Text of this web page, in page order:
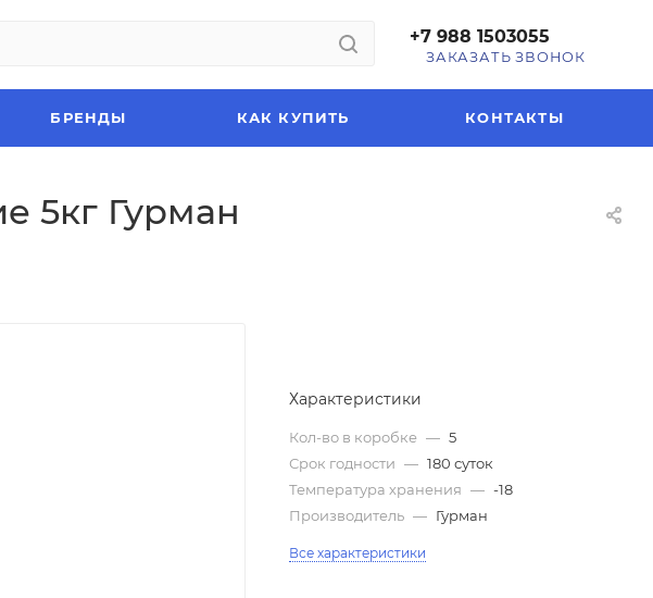
+7 988 1503055
ЗАКАЗАТЬ ЗВОНОК
БРЕНДЫ КАК КУПИТЬ КОНТАКТЫ
5кг Гурман
Характеристики
Кол-во в коробке — 5
Срок годности — 180 суток
Температура хранения — -18
Производитель — Гурман
Все характеристики